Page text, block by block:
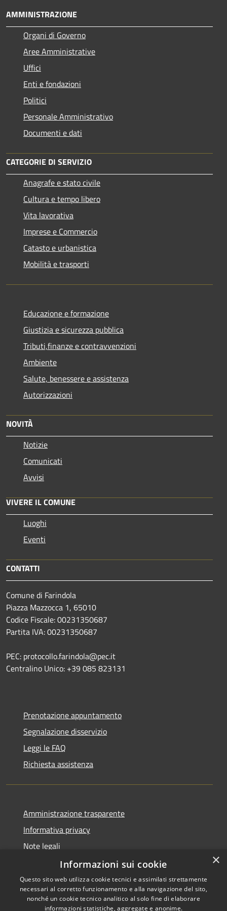
AMMINISTRAZIONE
Organi di Governo
Aree Amministrative
Uffici
Enti e fondazioni
Politici
Personale Amministrativo
Documenti e dati
CATEGORIE DI SERVIZIO
Anagrafe e stato civile
Cultura e tempo libero
Vita lavorativa
Imprese e Commercio
Catasto e urbanistica
Mobilità e trasporti
Educazione e formazione
Giustizia e sicurezza pubblica
Tributi,finanze e contravvenzioni
Ambiente
Salute, benessere e assistenza
Autorizzazioni
NOVITÀ
Notizie
Comunicati
Avvisi
VIVERE IL COMUNE
Luoghi
Eventi
CONTATTI
Comune di Farindola
Piazza Mazzocca 1, 65010
Codice Fiscale: 00231350687
Partita IVA: 00231350687
PEC: protocollo.farindola@pec.it
Centralino Unico: +39 085 823131
Prenotazione appuntamento
Segnalazione disservizio
Leggi le FAQ
Richiesta assistenza
Amministrazione trasparente
Informativa privacy
Note legali
Dichiarazione di accessibilità
×
Informazioni sui cookie
Questo sito web utilizza cookie tecnici e assimilati strettamente
necessari al corretto funzionamento e alla navigazione del sito,
nonché un cookie tecnico analitico al solo fine di elaborare
informazioni statistiche, aggregate e anonime.